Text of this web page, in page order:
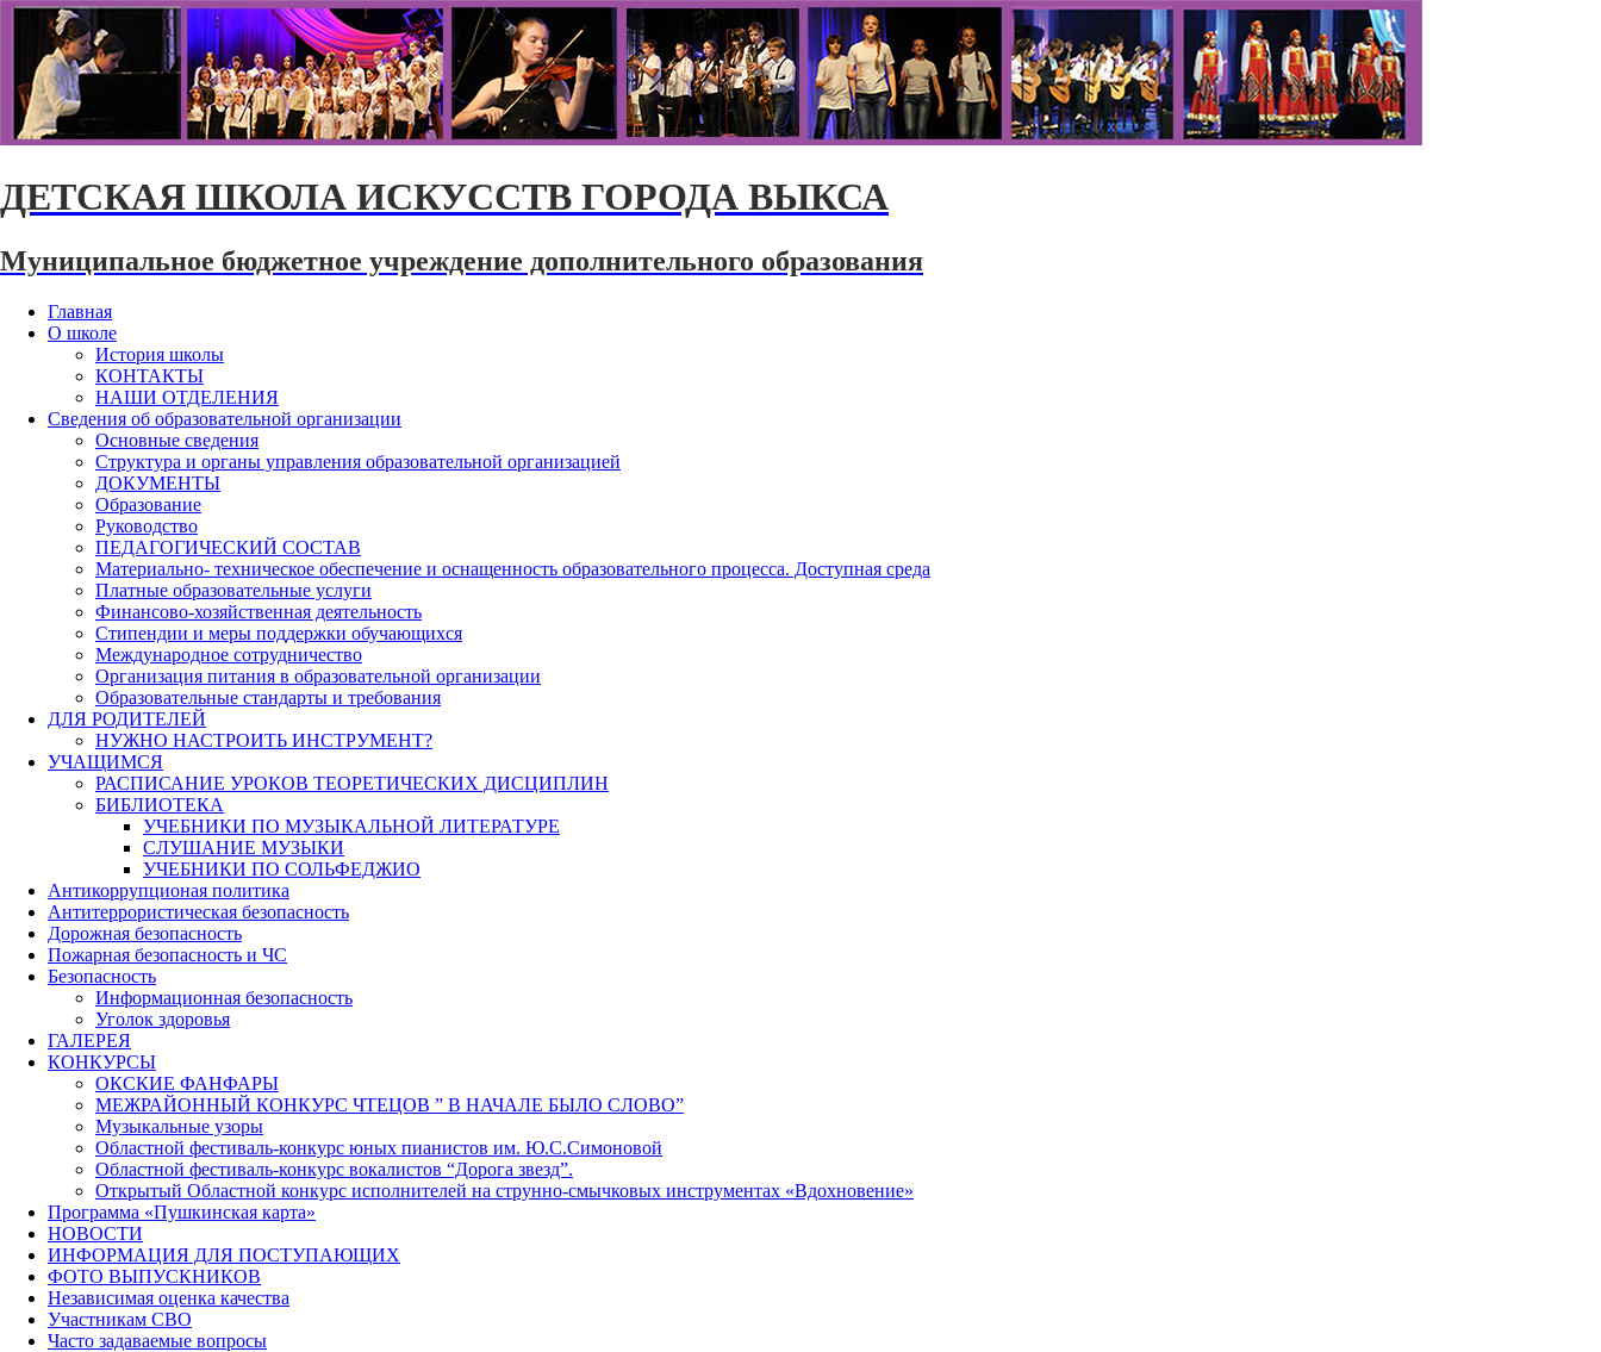
ДЕТСКАЯ ШКОЛА ИСКУССТВ ГОРОДА ВЫКСА
Муниципальное бюджетное учреждение дополнительного образования
Главная
О школе
История школы
КОНТАКТЫ
НАШИ ОТДЕЛЕНИЯ
Сведения об образовательной организации
Основные сведения
Структура и органы управления образовательной организацией
ДОКУМЕНТЫ
Образование
Руководство
ПЕДАГОГИЧЕСКИЙ СОСТАВ
Материально- техническое обеспечение и оснащенность образовательного процесса. Доступная среда
Платные образовательные услуги
Финансово-хозяйственная деятельность
Стипендии и меры поддержки обучающихся
Международное сотрудничество
Организация питания в образовательной организации
Образовательные стандарты и требования
ДЛЯ РОДИТЕЛЕЙ
НУЖНО НАСТРОИТЬ ИНСТРУМЕНТ?
УЧАЩИМСЯ
РАСПИСАНИЕ УРОКОВ ТЕОРЕТИЧЕСКИХ ДИСЦИПЛИН
БИБЛИОТЕКА
УЧЕБНИКИ ПО МУЗЫКАЛЬНОЙ ЛИТЕРАТУРЕ
СЛУШАНИЕ МУЗЫКИ
УЧЕБНИКИ ПО СОЛЬФЕДЖИО
Антикоррупционая политика
Антитеррористическая безопасность
Дорожная безопасность
Пожарная безопасность и ЧС
Безопасность
Информационная безопасность
Уголок здоровья
ГАЛЕРЕЯ
КОНКУРСЫ
ОКСКИЕ ФАНФАРЫ
МЕЖРАЙОННЫЙ КОНКУРС ЧТЕЦОВ ” В НАЧАЛЕ БЫЛО СЛОВО”
Музыкальные узоры
Областной фестиваль-конкурс юных пианистов им. Ю.С.Симоновой
Областной фестиваль-конкурс вокалистов “Дорога звезд”.
Открытый Областной конкурс исполнителей на струнно-смычковых инструментах «Вдохновение»
Программа «Пушкинская карта»
НОВОСТИ
ИНФОРМАЦИЯ ДЛЯ ПОСТУПАЮЩИХ
ФОТО ВЫПУСКНИКОВ
Независимая оценка качества
Участникам СВО
Часто задаваемые вопросы